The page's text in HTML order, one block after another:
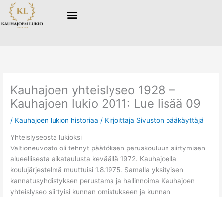
Siirry
sisältöön
Kauhajoen yhteislyseo 1928 –
Kauhajoen lukio 2011: Lue lisää 09
/ Kauhajoen lukion historiaa / Kirjoittaja Sivuston pääkäyttäjä
Yhteislyseosta lukioksi
Valtioneuvosto oli tehnyt päätöksen peruskouluun siirtymisen
alueellisesta aikataulusta keväällä 1972. Kauhajoella
koulujärjestelmä muuttuisi 1.8.1975. Samalla yksityisen
kannatusyhdistyksen perustama ja hallinnoima Kauhajoen
yhteislyseo siirtyisi kunnan omistukseen ja kunnan